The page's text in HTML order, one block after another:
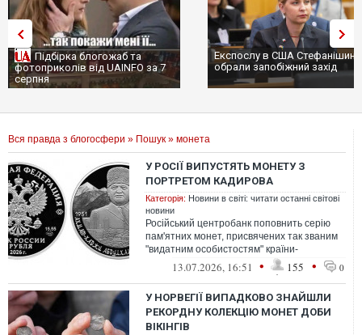
Підбірка блогожаб та
фотоприколів від UAINFO за 7
серпня
Експослу в США
обрали запобіжний захід
Вся правда з блогосфери » Пошук » монета
У РОСІЇ ВИПУСТЯТЬ МОНЕТУ З
ПОРТРЕТОМ КАДИРОВА
Категорія: Новини в світі: читати останні світові
новини
Російський центробанк поповнить серію
пам'ятних монет, присвячених так званим
"видатним особистостям" країни-
агресорки. Цього разу на грошах вирішили
13.07.2026, 16:51 • 155 • 0
У НОРВЕГІЇ ВИПАДКОВО ЗНАЙШЛИ
РЕКОРДНУ КОЛЕКЦІЮ МОНЕТ ДОБИ
ВІКІНГІВ